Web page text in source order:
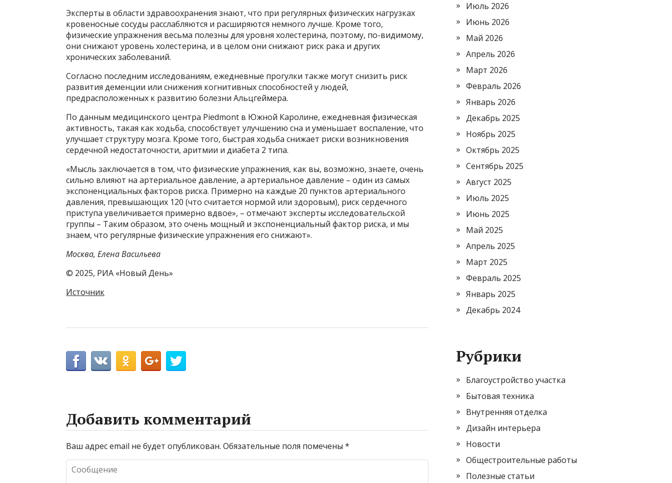
Эксперты в области здравоохранения знают, что при регулярных физических нагрузках
кровеносные сосуды расслабляются и расширяются немного лучше. Кроме того,
физические упражнения весьма полезны для уровня холестерина, поэтому, по-видимому,
они снижают уровень холестерина, и в целом они снижают риск рака и других
хронических заболеваний.
Согласно последним исследованиям, ежедневные прогулки также могут снизить риск
развития деменции или снижения когнитивных способностей у людей,
предрасположенных к развитию болезни Альцгеймера.
По данным медицинского центра Piedmont в Южной Каролине, ежедневная физическая
активность, такая как ходьба, способствует улучшению сна и уменьшает воспаление, что
улучшает структуру мозга. Кроме того, быстрая ходьба снижает риски возникновения
сердечной недостаточности, аритмии и диабета 2 типа.
«Мысль заключается в том, что физические упражнения, как вы, возможно, знаете, очень
сильно влияют на артериальное давление, а артериальное давление – один из самых
экспоненциальных факторов риска. Примерно на каждые 20 пунктов артериального
давления, превышающих 120 (что считается нормой или здоровым), риск сердечного
приступа увеличивается примерно вдвое», – отмечают эксперты исследовательской
группы – Таким образом, это очень мощный и экспоненциальный фактор риска, и мы
знаем, что регулярные физические упражнения его снижают».
Москва, Елена Васильева
© 2025, РИА «Новый День»
Источник
Добавить комментарий
Ваш адрес email не будет опубликован. Обязательные поля помечены *
Июль 2026
Июнь 2026
Май 2026
Апрель 2026
Март 2026
Февраль 2026
Январь 2026
Декабрь 2025
Ноябрь 2025
Октябрь 2025
Сентябрь 2025
Август 2025
Июль 2025
Июнь 2025
Май 2025
Апрель 2025
Март 2025
Февраль 2025
Январь 2025
Декабрь 2024
Рубрики
Благоустройство участка
Бытовая техника
Внутренняя отделка
Дизайн интерьера
Новости
Общестроительные работы
Полезные статьи